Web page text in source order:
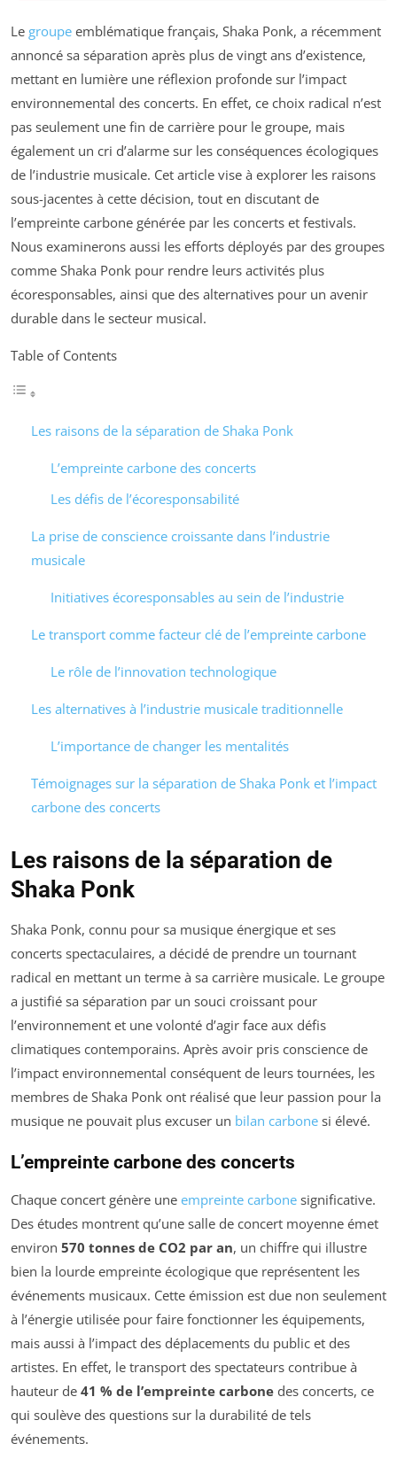
Le groupe emblématique français, Shaka Ponk, a récemment
annoncé sa séparation après plus de vingt ans d’existence,
mettant en lumière une réflexion profonde sur l’impact
environnemental des concerts. En effet, ce choix radical n’est
pas seulement une fin de carrière pour le groupe, mais
également un cri d’alarme sur les conséquences écologiques
de l’industrie musicale. Cet article vise à explorer les raisons
sous-jacentes à cette décision, tout en discutant de
l’empreinte carbone générée par les concerts et festivals.
Nous examinerons aussi les efforts déployés par des groupes
comme Shaka Ponk pour rendre leurs activités plus
écoresponsables, ainsi que des alternatives pour un avenir
durable dans le secteur musical.
Table of Contents
Les raisons de la séparation de Shaka Ponk
L’empreinte carbone des concerts
Les défis de l’écoresponsabilité
La prise de conscience croissante dans l’industrie
musicale
Initiatives écoresponsables au sein de l’industrie
Le transport comme facteur clé de l’empreinte carbone
Le rôle de l’innovation technologique
Les alternatives à l’industrie musicale traditionnelle
L’importance de changer les mentalités
Témoignages sur la séparation de Shaka Ponk et l’impact
carbone des concerts
Les raisons de la séparation de
Shaka Ponk
Shaka Ponk, connu pour sa musique énergique et ses
concerts spectaculaires, a décidé de prendre un tournant
radical en mettant un terme à sa carrière musicale. Le groupe
a justifié sa séparation par un souci croissant pour
l’environnement et une volonté d’agir face aux défis
climatiques contemporains. Après avoir pris conscience de
l’impact environnemental conséquent de leurs tournées, les
membres de Shaka Ponk ont réalisé que leur passion pour la
musique ne pouvait plus excuser un bilan carbone si élevé.
L’empreinte carbone des concerts
Chaque concert génère une empreinte carbone significative.
Des études montrent qu’une salle de concert moyenne émet
environ 570 tonnes de CO2 par an, un chiffre qui illustre
bien la lourde empreinte écologique que représentent les
événements musicaux. Cette émission est due non seulement
à l’énergie utilisée pour faire fonctionner les équipements,
mais aussi à l’impact des déplacements du public et des
artistes. En effet, le transport des spectateurs contribue à
hauteur de 41 % de l’empreinte carbone des concerts, ce
qui soulève des questions sur la durabilité de tels
événements.